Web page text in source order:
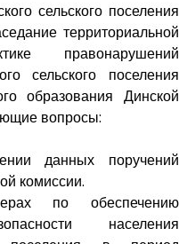
сельского поселения
территориальной
правонарушений
сельского поселения
образования Динской
вопросы:
данных поручений
комиссии.
по обеспечению
населения